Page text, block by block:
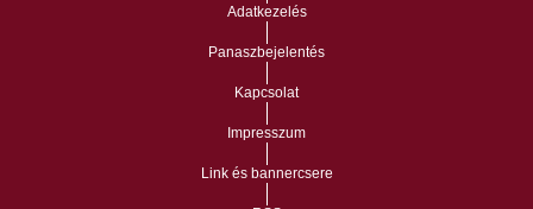
Adatkezelés
Panaszbejelentés
Kapcsolat
Impresszum
Link és bannercsere